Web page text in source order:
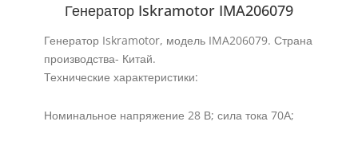
Генератор Iskramotor IMA206079
Генератор Iskramotor, модель IMA206079. Страна
производства- Китай.
Технические характеристики:
Номинальное напряжение 28 В; сила тока 70А;